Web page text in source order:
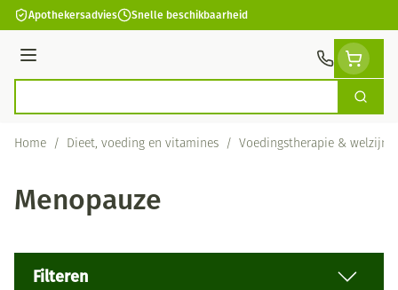
Ga naar de inhoud
Apothekersadvies Snelle beschikbaarheid
Menu
Zoek
Home / Dieet, voeding en vitamines / Voedingstherapie & welzijn
Menopauze
Filteren